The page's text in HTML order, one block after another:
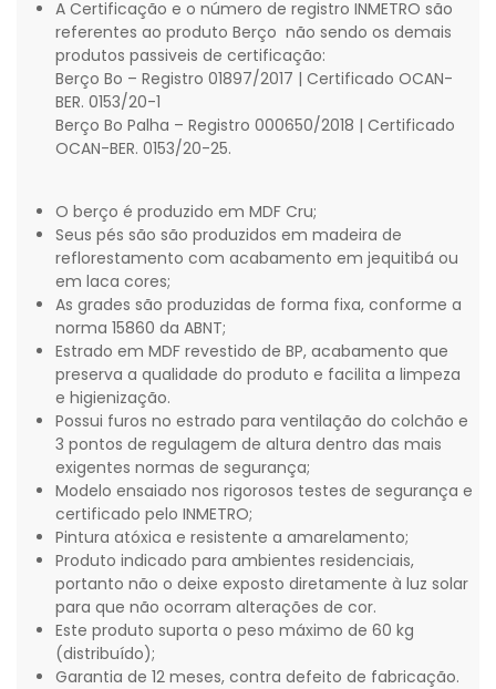
A Certificação e o número de registro INMETRO são
referentes ao produto Berço não sendo os demais
produtos passiveis de certificação:
Berço Bo – Registro 01897/2017 | Certificado OCAN-
BER. 0153/20-1
Berço Bo Palha – Registro 000650/2018 | Certificado
OCAN-BER. 0153/20-25.
O berço é produzido em MDF Cru;
Seus pés são são produzidos em madeira de
reflorestamento com acabamento em jequitibá ou
em laca cores;
As grades são produzidas de forma fixa, conforme a
norma 15860 da ABNT;
Estrado em MDF revestido de BP, acabamento que
preserva a qualidade do produto e facilita a limpeza
e higienização.
Possui furos no estrado para ventilação do colchão e
3 pontos de regulagem de altura dentro das mais
exigentes normas de segurança;
Modelo ensaiado nos rigorosos testes de segurança e
certificado pelo INMETRO;
Pintura atóxica e resistente a amarelamento;
Produto indicado para ambientes residenciais,
portanto não o deixe exposto diretamente à luz solar
para que não ocorram alterações de cor.
Este produto suporta o peso máximo de 60 kg
(distribuído);
Garantia de 12 meses, contra defeito de fabricação.